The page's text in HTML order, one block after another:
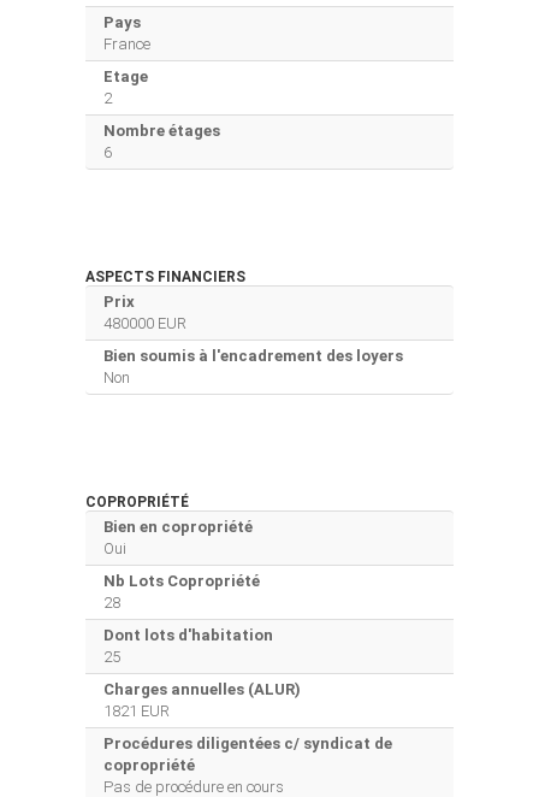
Pays
France
Etage
2
Nombre étages
6
ASPECTS FINANCIERS
Prix
480000 EUR
Bien soumis à l'encadrement des loyers
Non
COPROPRIÉTÉ
Bien en copropriété
Oui
Nb Lots Copropriété
28
Dont lots d'habitation
25
Charges annuelles (ALUR)
1821 EUR
Procédures diligentées c/ syndicat de
copropriété
Pas de procédure en cours